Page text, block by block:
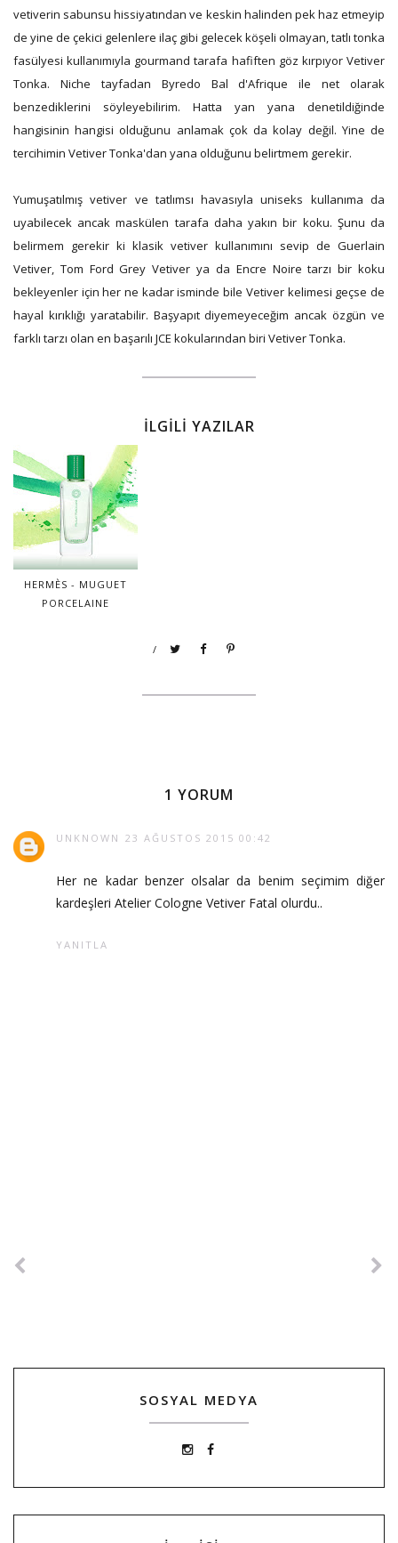
vetiverin sabunsu hissiyatından ve keskin halinden pek haz etmeyip
de yine de çekici gelenlere ilaç gibi gelecek köşeli olmayan, tatlı tonka
fasülyesi kullanımıyla gourmand tarafa hafiften göz kırpıyor Vetiver
Tonka. Niche tayfadan Byredo Bal d'Afrique ile net olarak
benzediklerini söyleyebilirim. Hatta yan yana denetildiğinde
hangisinin hangisi olduğunu anlamak çok da kolay değil. Yine de
tercihimin Vetiver Tonka'dan yana olduğunu belirtmem gerekir.
Yumuşatılmış vetiver ve tatlımsı havasıyla uniseks kullanıma da
uyabilecek ancak maskülen tarafa daha yakın bir koku. Şunu da
belirmem gerekir ki klasik vetiver kullanımını sevip de Guerlain
Vetiver, Tom Ford Grey Vetiver ya da Encre Noire tarzı bir koku
bekleyenler için her ne kadar isminde bile Vetiver kelimesi geçse de
hayal kırıklığı yaratabilir. Başyapıt diyemeyeceğim ancak özgün ve
farklı tarzı olan en başarılı JCE kokularından biri Vetiver Tonka.
İLGİLİ YAZILAR
HERMÈS - MUGUET
PORCELAINE
/
1 YORUM
UNKNOWN 23 AĞUSTOS 2015 00:42
Her ne kadar benzer olsalar da benim seçimim diğer
kardeşleri Atelier Cologne Vetiver Fatal olurdu..
YANITLA
SOSYAL MEDYA